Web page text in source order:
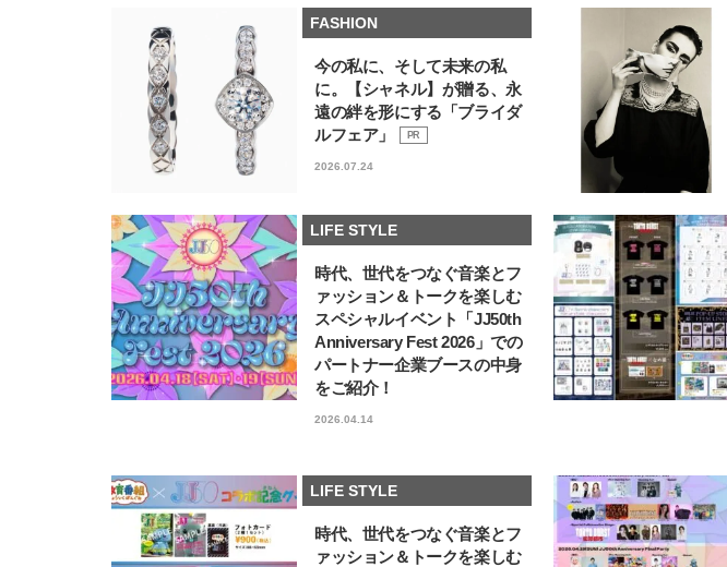
FASHION
今の私に、そして未来の私
に。【シャネル】が贈る、永
遠の絆を形にする「ブライダ
ルフェア」
PR
2026.07.24
LIFE STYLE
時代、世代をつなぐ音楽とフ
ァッション＆トークを楽しむ
スペシャルイベント「JJ50th
Anniversary Fest 2026」での
パートナー企業ブースの中身
をご紹介！
2026.04.14
LIFE STYLE
時代、世代をつなぐ音楽とフ
ァッション＆トークを楽しむ
徹底した日焼けケア！ でも、いち
ばん大切なのは…〈ビューティ＆
ファッション夏の必需品〉
【J’s Picks】悲しい経験でたどり
着いた…J-BOY三上龍の手放せな
い“オールインワン”アイテム〈ビ
ューティ＆ファッション夏の必需
uka新店舗「uka store / Care &
Share」でネイルケア体験！JJア
フタヌーンティー来場者限定チケ
ットも
【注目アーティストRainy。っ
て？】自称“コスメオタク見習
い”のポーチの中身、拝見しま
す！
2026.01.30
BEAUTY